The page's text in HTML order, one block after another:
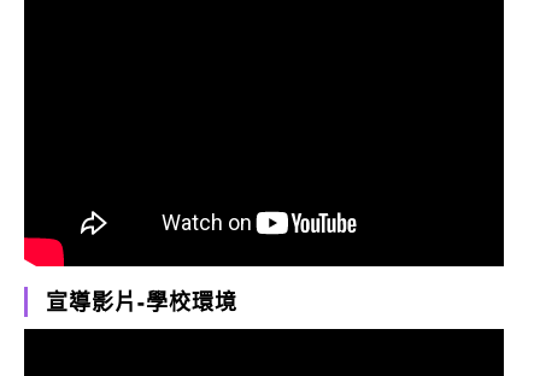
宣導影片-學校環境